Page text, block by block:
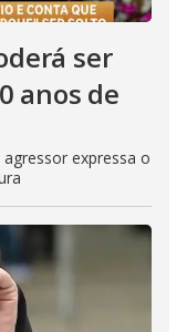
ser
anos de
expressa o